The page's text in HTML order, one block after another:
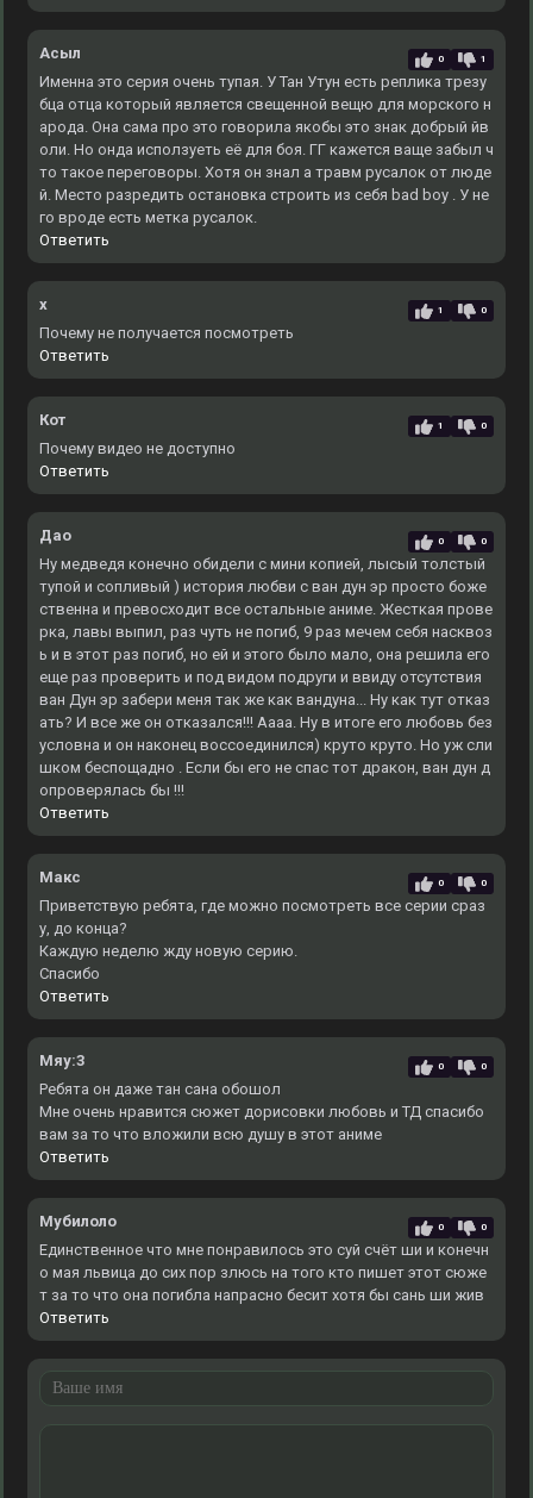
Асыл 0 1
Именна это серия очень тупая. У Тан Утун есть реплика трезу
бца отца который является свещенной вещю для морского н
арода. Она сама про это говорила якобы это знак добрый йв
оли. Но онда исползуеть её для боя. ГГ кажется ваще забыл ч
то такое переговоры. Хотя он знал а травм русалок от люде
й. Место разредить остановка строить из себя bad boy . У не
го вроде есть метка русалок.
Ответить
x 1 0
Почему не получается посмотреть
Ответить
Кот 1 0
Почему видео не доступно
Ответить
Дао 0 0
Ну медведя конечно обидели с мини копией, лысый толстый
тупой и сопливый ) история любви с ван дун эр просто боже
ственна и превосходит все остальные аниме. Жесткая прове
рка, лавы выпил, раз чуть не погиб, 9 раз мечем себя насквоз
ь и в этот раз погиб, но ей и этого было мало, она решила его
еще раз проверить и под видом подруги и ввиду отсутствия
ван Дун эр забери меня так же как вандуна... Ну как тут отказ
ать? И все же он отказался!!! Аааа. Ну в итоге его любовь без
условна и он наконец воссоединился) круто круто. Но уж сли
шком беспощадно . Если бы его не спас тот дракон, ван дун д
опроверялась бы !!!
Ответить
Макс 0 0
Приветствую ребята, где можно посмотреть все серии сраз
у, до конца?
Каждую неделю жду новую серию.
Спасибо
Ответить
Мяу:3 0 0
Ребята он даже тан сана обошол
Мне очень нравится сюжет дорисовки любовь и ТД спасибо
вам за то что вложили всю душу в этот аниме
Ответить
Мубилоло 0 0
Единственное что мне понравилось это суй счёт ши и конечн
о мая львица до сих пор злюсь на того кто пишет этот сюже
т за то что она погибла напрасно бесит хотя бы сань ши жив
Ответить